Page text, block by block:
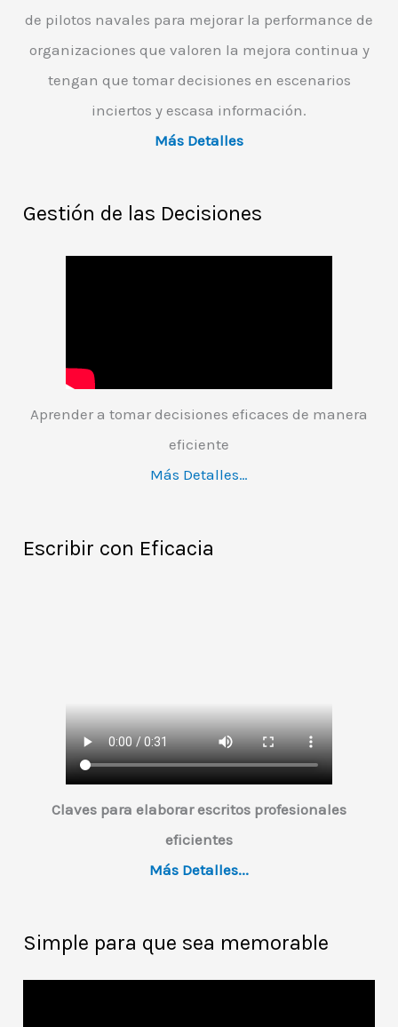
de pilotos navales para mejorar la performance de
organizaciones que valoren la mejora continua y
tengan que tomar decisiones en escenarios
inciertos y escasa información.
Más Detalles
Gestión de las Decisiones
Aprender a tomar decisiones eficaces de manera
eficiente
Más Detalles…
Escribir con Eficacia
Claves para elaborar escritos profesionales
eficientes
Más Detalles...
Simple para que sea memorable